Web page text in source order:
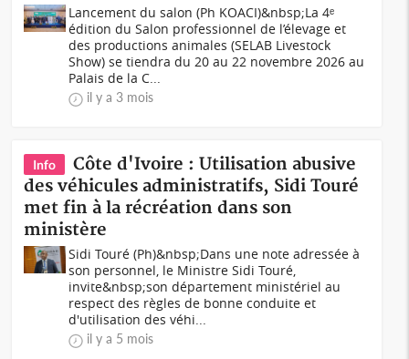
Lancement du salon (Ph KOACI)&nbsp;La 4ᵉ
édition du Salon professionnel de l’élevage et
des productions animales (SELAB Livestock
Show) se tiendra du 20 au 22 novembre 2026 au
Palais de la C...
il y a 3 mois
Info
Côte d'Ivoire : Utilisation abusive
des véhicules administratifs, Sidi Touré
met fin à la récréation dans son
ministère
Sidi Touré (Ph)&nbsp;Dans une note adressée à
son personnel, le Ministre Sidi Touré,
invite&nbsp;son département ministériel au
respect des règles de bonne conduite et
d'utilisation des véhi...
il y a 5 mois